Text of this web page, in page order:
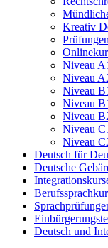
Kreativ
Niveau
Niveau
Niveau
Niveau
Niveau
Niveau
Niveau
Deutsch für
Deutsche
Deutsch und